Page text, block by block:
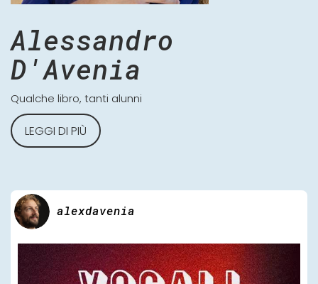
Alessandro
D'Avenia
Qualche libro, tanti alunni
LEGGI DI PIÙ
alexdavenia